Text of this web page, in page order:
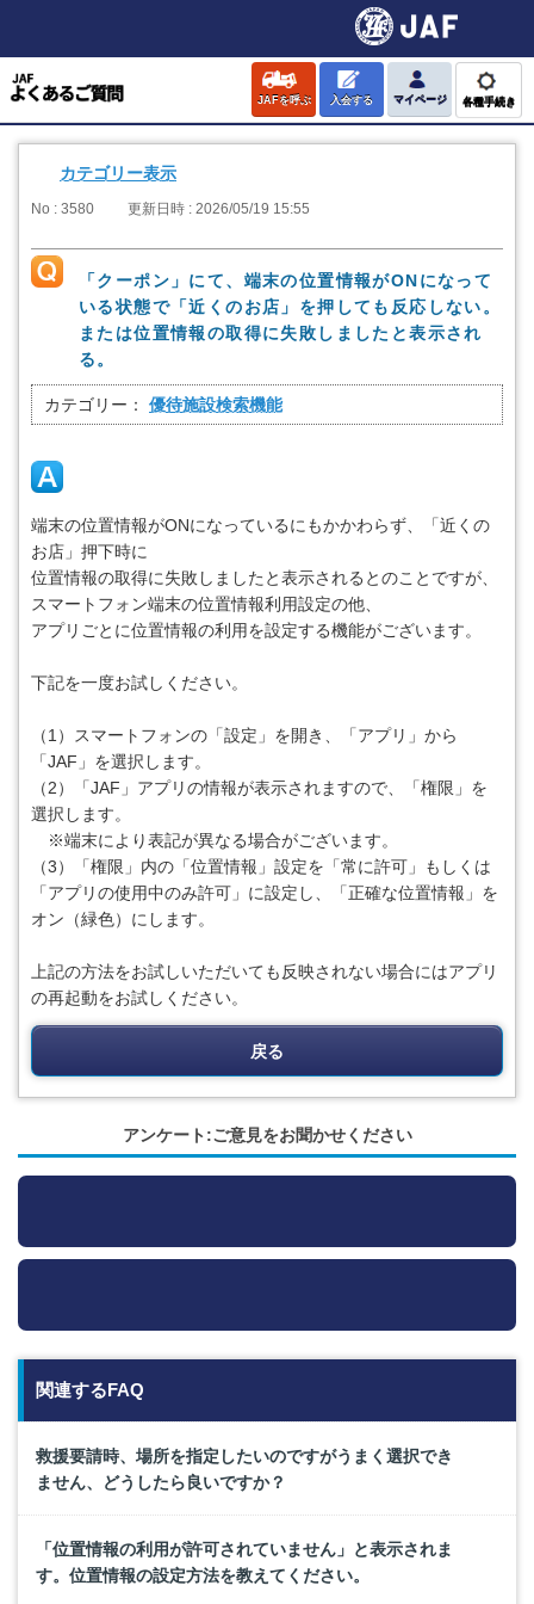
JAFを呼ぶ 入会する マイページ 各種手続き
カテゴリー表示
No : 3580 更新日時 : 2026/05/19 15:55
「クーポン」にて、端末の位置情報がONになって
いる状態で「近くのお店」を押しても反応しない。
または位置情報の取得に失敗しましたと表示され
る。
カテゴリー： 優待施設検索機能
端末の位置情報がONになっているにもかかわらず、「近くの
お店」押下時に
位置情報の取得に失敗しましたと表示されるとのことですが、
スマートフォン端末の位置情報利用設定の他、
アプリごとに位置情報の利用を設定する機能がございます。
下記を一度お試しください。
（1）スマートフォンの「設定」を開き、「アプリ」から
「JAF」を選択します。
（2）「JAF」アプリの情報が表示されますので、「権限」を
選択します。
※端末により表記が異なる場合がございます。
（3）「権限」内の「位置情報」設定を「常に許可」もしくは
「アプリの使用中のみ許可」に設定し、「正確な位置情報」を
オン（緑色）にします。
上記の方法をお試しいただいても反映されない場合にはアプリ
の再起動をお試しください。
戻る
アンケート:ご意見をお聞かせください
関連するFAQ
救援要請時、場所を指定したいのですがうまく選択でき
ません、どうしたら良いですか？
「位置情報の利用が許可されていません」と表示されま
す。位置情報の設定方法を教えてください。